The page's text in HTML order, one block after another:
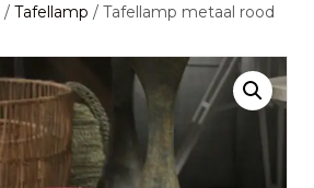
/ Tafellamp / Tafellamp metaal rood